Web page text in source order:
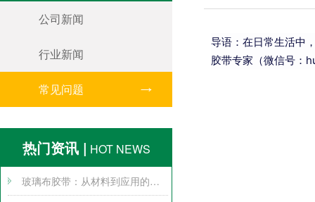
公司新闻
行业新闻
常见问题
热门资讯 | HOT NEWS
玻璃布胶带：从材料到应用的全方位探索
导语：在日常生活中
胶带专家（微信号：